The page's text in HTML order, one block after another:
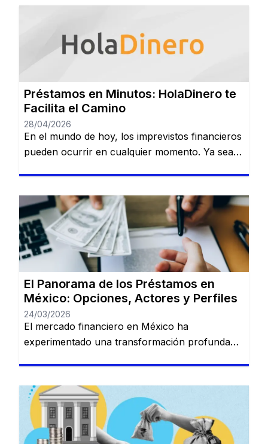
Préstamos en Minutos: HolaDinero te
Facilita el Camino
28/04/2026
En el mundo de hoy, los imprevistos financieros
pueden ocurrir en cualquier momento. Ya sea
inversión importante, contar con una opción
confiable de financiamiento es esencial. Serás
redirigido a otro sitio web. HolaDinero se
presenta como una plataforma de préstamos
en línea […]
El Panorama de los Préstamos en
México: Opciones, Actores y Perfiles
24/03/2026
El mercado financiero en México ha
experimentado una transformación profunda
plataformas digitales (Fintech) ha creado un
ecosistema donde prácticamente cualquier perfil
de usuario puede encontrar una solución de
financiamiento, siempre que comprenda las